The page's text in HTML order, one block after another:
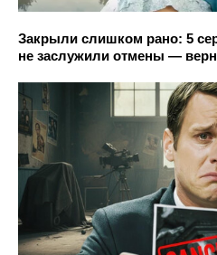
Закрыли слишком рано: 5
не заслужили отмены —